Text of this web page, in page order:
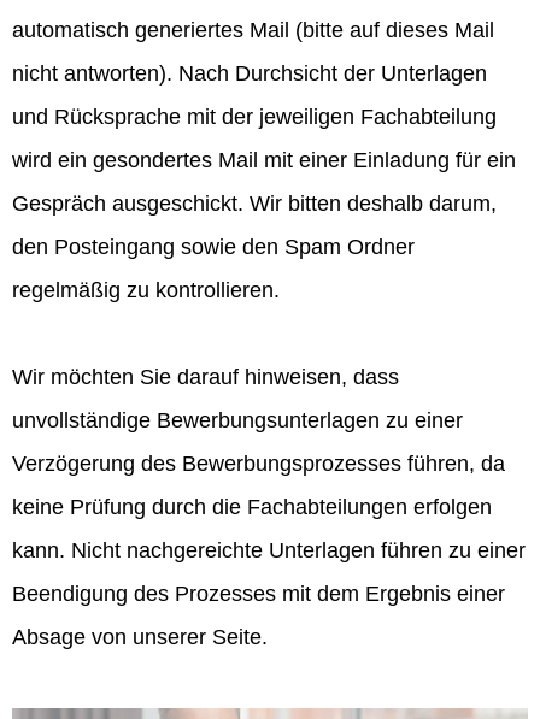
automatisch generiertes Mail (bitte auf dieses Mail
nicht antworten). Nach Durchsicht der Unterlagen
und Rücksprache mit der jeweiligen Fachabteilung
wird ein gesondertes Mail mit einer Einladung für ein
Gespräch ausgeschickt. Wir bitten deshalb darum,
den Posteingang sowie den Spam Ordner
regelmäßig zu kontrollieren.
Wir möchten Sie darauf hinweisen, dass
unvollständige Bewerbungsunterlagen zu einer
Verzögerung des Bewerbungsprozesses führen, da
keine Prüfung durch die Fachabteilungen erfolgen
kann. Nicht nachgereichte Unterlagen führen zu einer
Beendigung des Prozesses mit dem Ergebnis einer
Absage von unserer Seite.